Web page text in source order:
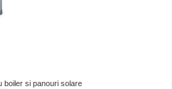
boiler si panouri solare